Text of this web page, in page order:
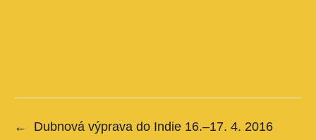
←
Dubnová výprava do Indie 16.–17. 4. 2016